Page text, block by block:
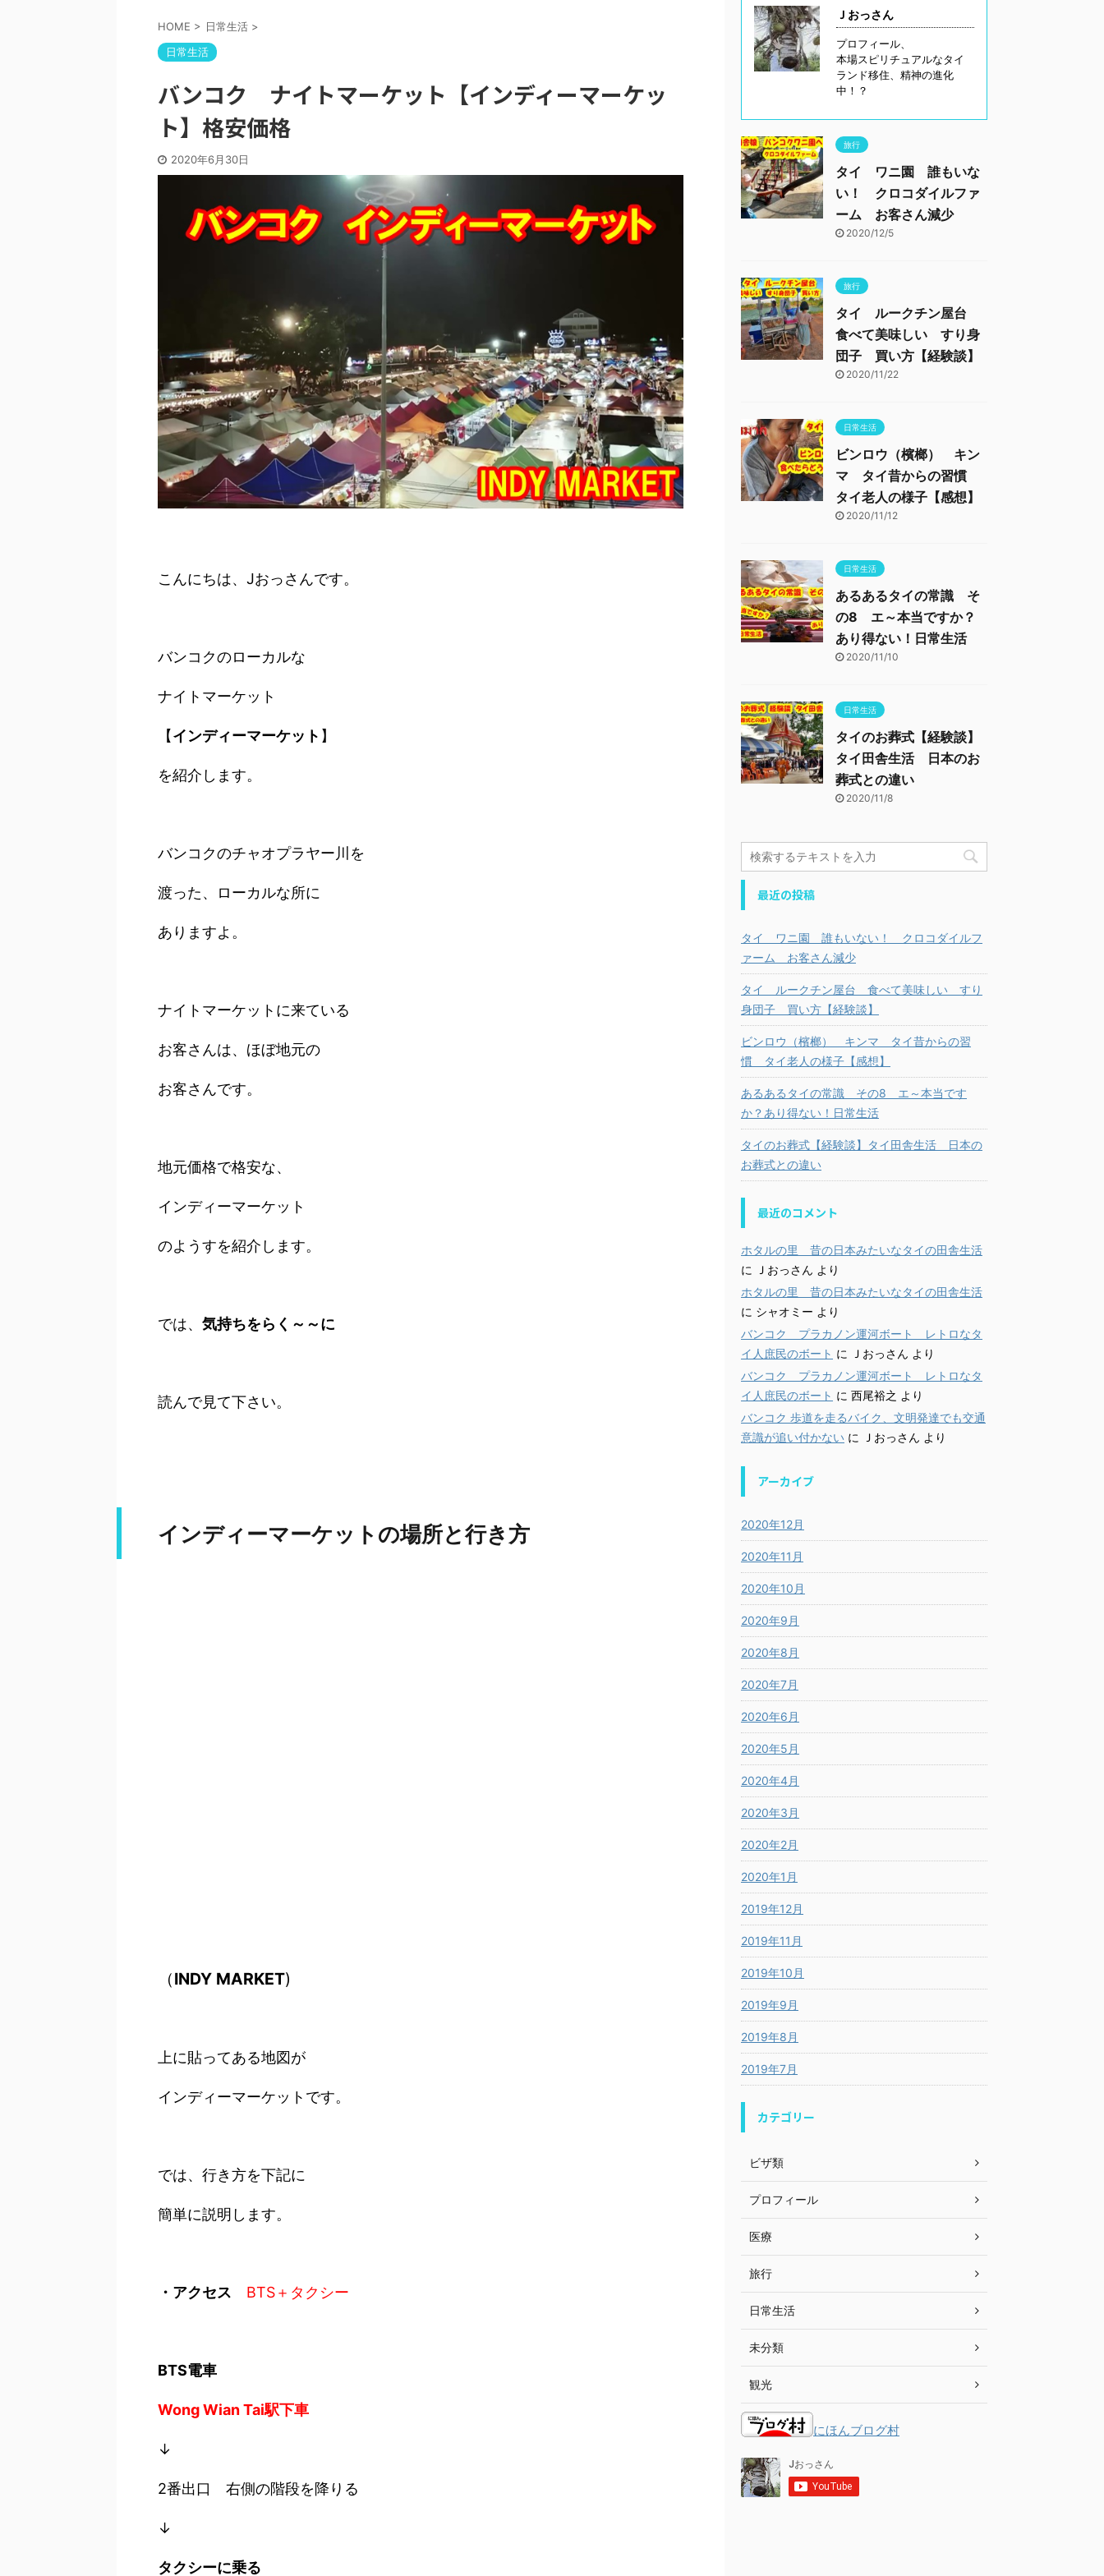
HOME > 日常生活 >
日常生活
バンコク ナイトマーケット【インディーマーケッ
ト】格安価格
2020年6月30日
こんにちは、Jおっさんです。
バンコクのローカルな
ナイトマーケット
【インディーマーケット 】
を紹介します。
バンコクのチャオプラヤー川を
渡った、 ローカルな所に
ありますよ。
ナイトマーケットに来ている
お客さんは、ほぼ地元の
お客さんです。
地元価格で格安な、
インディーマーケット
のようすを紹介します。
では、 気持ちをらく～～に
読んで見て下さい。
インディーマーケットの場所と行き方
（INDY MARKET)
上に貼ってある地図が
インディーマーケットです。
では、行き方を下記に
簡単に説明します。
・アクセス BTS＋タクシー
BTS電車
Wong Wian Tai駅下車
↓
2番出口 右側の階段を降りる
↓
タクシーに乗る
Ｊおっさん
プロフィール、
本場スピリチュアルなタイ
ランド移住、精神の進化
中！？
旅行
タイ ワニ園 誰もいな
い！ クロコダイルファ
ーム お客さん減少
2020/12/5
旅行
タイ ルークチン屋台
食べて美味しい すり身
団子 買い方【経験談】
2020/11/22
日常生活
ビンロウ（檳榔） キン
マ タイ昔からの習慣
タイ老人の様子【感想】
2020/11/12
日常生活
あるあるタイの常識 そ
の8 エ～本当ですか？
あり得ない！日常生活
2020/11/10
日常生活
タイのお葬式【経験談】
タイ田舎生活 日本のお
葬式との違い
2020/11/8
最近の投稿
タイ ワニ園 誰もいない！ クロコダイルフ
ァーム お客さん減少
タイ ルークチン屋台 食べて美味しい すり
身団子 買い方【経験談】
ビンロウ（檳榔） キンマ タイ昔からの習
慣 タイ老人の様子【感想】
あるあるタイの常識 その8 エ～本当です
か？あり得ない！日常生活
タイのお葬式【経験談】タイ田舎生活 日本の
お葬式との違い
最近のコメント
ホタルの里 昔の日本みたいなタイの田舎生活
に
Ｊおっさん より
ホタルの里 昔の日本みたいなタイの田舎生活
に シャオミー より
バンコク プラカノン運河ボート レトロなタ
イ人庶民のボート に Ｊおっさん より
バンコク プラカノン運河ボート レトロなタ
イ人庶民のボート に 西尾裕之 より
バンコク 歩道を走るバイク、文明発達でも交通
意識が追い付かない に Ｊおっさん より
アーカイブ
2020年12月
2020年11月
2020年10月
2020年9月
2020年8月
2020年7月
2020年6月
2020年5月
2020年4月
2020年3月
2020年2月
2020年1月
2019年12月
2019年11月
2019年10月
2019年9月
2019年8月
2019年7月
カテゴリー
ビザ類
プロフィール
医療
旅行
日常生活
未分類
観光
にほんブログ村